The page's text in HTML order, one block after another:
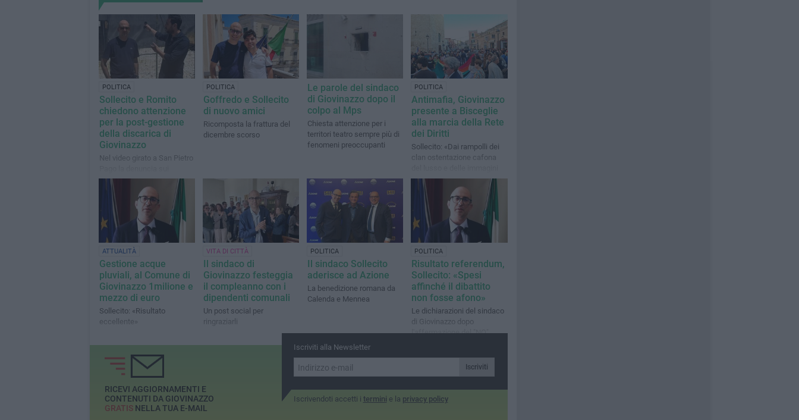
POLITICA
Sollecito e Romito
chiedono attenzione
per la post-gestione
della discarica di
Giovinazzo
Nel video girato a San Pietro
continui furti sin qui coperti
con fondi comunali. Occorre
intervento della Regione
Puglia
POLITICA
Goffredo e Sollecito
di nuovo amici
Ricomposta la frattura del
dicembre scorso
Le parole del sindaco
di Giovinazzo dopo il
colpo al Mps
Chiesta attenzione per i
territori teatro sempre più di
fenomeni preoccupanti
POLITICA
Antimafia, Giovinazzo
presente a Bisceglie
alla marcia della Rete
dei Diritti
Sollecito: «Dai rampolli dei
clan ostentazione cafona
del potere tracotante»
ATTUALITÀ
Gestione acque
pluviali, al Comune di
Giovinazzo 1milione e
mezzo di euro
Sollecito: «Risultato
eccellente»
VITA DI CITTÀ
Il sindaco di
Giovinazzo festeggia
il compleanno con i
dipendenti comunali
Un post social per
ringraziarli
POLITICA
Il sindaco Sollecito
aderisce ad Azione
La benedizione romana da
Calenda e Mennea
POLITICA
Risultato referendum,
Sollecito: «Spesi
affinché il dibattito
non fosse afono»
Le dichiarazioni del sindaco
di Giovinazzo dopo
l'affermazione del "NO"
Iscriviti alla Newsletter
Iscriviti
Iscrivendoti accetti i termini e la privacy policy
RICEVI AGGIORNAMENTI E
CONTENUTI DA GIOVINAZZO
GRATISNELLA TUA E-MAIL